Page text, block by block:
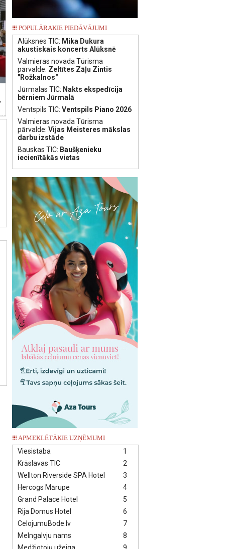
POPULĀRAKIE PIEDĀVĀJUMI
Alūksnes TIC: Mika Dukura
akustiskais koncerts Alūksnē
Valmieras novada Tūrisma
pārvalde: Zeltītes Zāļu Zintis
"Rožkalnos"
Jūrmalas TIC: Nakts ekspedīcija
bērniem Jūrmalā
Ventspils TIC: Ventspils Piano 2026
Valmieras novada Tūrisma
pārvalde: Vijas Meisteres mākslas
darbu izstāde
Bauskas TIC: Baušķenieku
iecienītākās vietas
APMEKLĒTĀKIE UZŅĒMUMI
1
Viesistaba
2
Krāslavas TIC
3
Wellton Riverside SPA Hotel
4
Hercogs Mārupe
5
Grand Palace Hotel
6
Rija Domus Hotel
7
CelojumuBode.lv
8
Melngalvju nams